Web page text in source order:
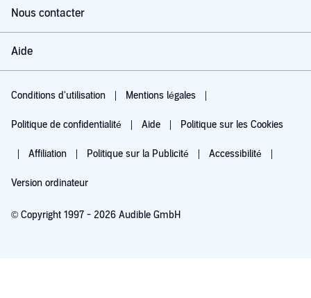
Nous contacter
Aide
Conditions d'utilisation Mentions légales
Politique de confidentialité Aide Politique sur les Cookies
Affiliation Politique sur la Publicité Accessibilité
Version ordinateur
© Copyright 1997 - 2026 Audible GmbH